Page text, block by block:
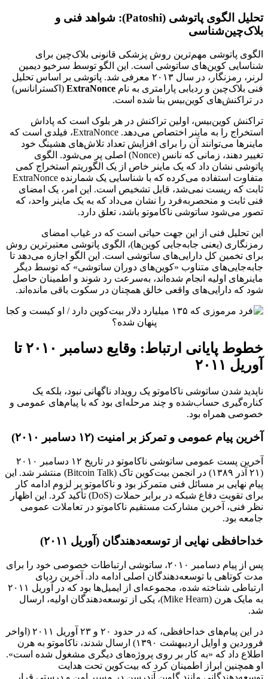
تحلیل الگوی پاتوشی (Patoshi): شواهد فنی و
بلاک‌چین‌شناسی
الگوی پاتوشی مهم‌ترین روش پزشکی قانونی بلاک‌چین برای
شناسایی کوین‌های ساتوشی است. این الگو توسط سرخیو دیمین
لرنر، رمزنگار، در سال ۲۰۱۳ معرفی شد. پاتوشی بر اساس تحلیل
فنی بلاک‌چین و ردیابی پارامتری به نام ExtraNonce (اکسترانانس)
در تراکنش‌های کوین‌بیس بنا شده است.
تراکنش کوین‌بیس، اولین تراکنش در هر بلوک است که پاداش
استخراج را به ماینر اختصاص می‌دهد. ExtraNonce، فیلدی است که
ماینرها می‌توانند آن را برای افزایش تعداد تلاش‌های هشینگ خود
تغییر دهند، زمانی که نانس (Nonce) اصلی پر می‌شود. الگوی
پاتوشی نشان داد که یک ماینر خاص از یک الگوریتم استخراج کمی
متفاوت استفاده می‌کرده که با شناسایی یک شمارنده‌ ExtraNonce
ثابت که ریست نمی‌شد، قابل تشخیص است. این امر، یک امضای
فنی ثابت و منحصربه‌فرد را نشان می‌داد که به یک ماینر واحد، که
تصور می‌شود ساتوشی ناکاموتو باشد، تعلق دارد.
این تحلیل فنی از این جهت حیاتی است که در غیاب امضای
رمزنگاری (یعنی جابه‌جایی کوین‌ها)، الگوی پاتوشی معتبرترین روش
برای تخمین کل دارایی‌های ساتوشی است. این الگو اجازه می‌دهد تا
جابه‌جایی‌های متناوب «کوین‌های دوران ساتوشی» که توسط دیگر
ماینرهای اولیه انجام شده‌اند، به‌سرعت رد شوند و اطمینان حاصل
شود که دارایی‌های واقعی خالق همچنان در سکوت باقی مانده‌اند.
خطوط پایانی ارتباط: وقایع دسامبر ۲۰۱۰ تا
آوریل ۲۰۱۱
ناپدید شدن ساتوشی ناکاموتو یک رویداد ناگهانی نبود، بلکه یک
کناره‌گیری حساب‌شده و چند مرحله‌ای بود که با پیام‌های عمومی و
خصوصی همراه بود.
آخرین پیام عمومی و تمرکز بر امنیت (۱۲ دسامبر ۲۰۱۰)
آخرین پست عمومی ساتوشی ناکاموتو در تاریخ ۱۲ دسامبر ۲۰۱۰
(۲۱ آذر ۱۳۸۹) در انجمن بیت‌کوین تاک (Bitcoin Talk) منتشر شد. این
پیام نهایی بر مسائل فنی متمرکز بود و ناکاموتو بر لزوم ادامه کار
برای تقویت دفاع شبکه در برابر حملات (DoS) تأکید کرد. این اظهار
نظر فنی، آخرین مشارکت مستقیم ناکاموتو در تعاملات عمومی
جامعه بود.
خداحافظی نهایی از توسعه‌دهندگان (آوریل ۲۰۱۱)
پس از پیام دسامبر ۲۰۱۰، ساتوشی ارتباطات خصوصی خود را برای
مدت کوتاهی با توسعه‌دهندگان اصلی ادامه داد. آخرین ردپای
ارتباطی شناخته شده، مجموعه‌ای از ایمیل‌ها بود که در آوریل ۲۰۱۱
به مایک هرن (Mike Hearn)، یکی از توسعه‌دهندگان اولیه، ارسال
شد.
در این پیام‌های خداحافظی، که در حدود ۲۰ و ۲۳ آوریل ۲۰۱۱ (اواخر
فروردین و اوایل اردیبهشت ۱۳۹۰) ارسال شدند، ناکاموتو به هرن
اطلاع داد که «به کار بر روی پروژه‌های دیگری مشغول شده است».
او همچنین ابراز اطمینان کرد که بیت‌کوین تحت هدایت
توسعه‌دهندگانی مانند گاوین آندرسن در مسیر امن و درستی قرار